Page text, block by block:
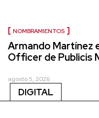
NOMBRAMIENTOS
Armando Martínez
Officer de Publicis
agosto 5, 2026
DIGITAL